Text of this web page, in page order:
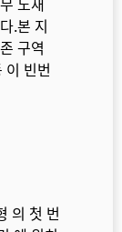
노새
.본 지
구역
이 빈번
의 첫 번